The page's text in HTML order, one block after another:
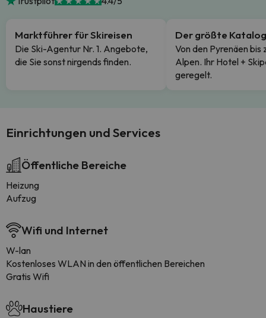
Marktführer für Skireisen
Die Ski-Agentur Nr. 1. Angebote,
die Sie sonst nirgends finden.
Der größte Katalog
Von den Pyrenäen bis
Alpen. Ihr Hotel +
geregelt.
Einrichtungen und Services
Öffentliche Bereiche
Heizung
Aufzug
Wifi und Internet
W-lan
Kostenloses WLAN in den öffentlichen Bereichen
Gratis Wifi
Haustiere